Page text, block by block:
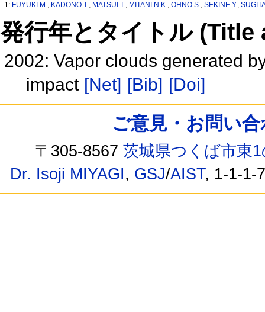
1: FUYUKI M., KADONO T., MATSUI T., MITANI N.K.,OHNO S.,SEKINE Y.,
発行年とタイトル
2002: Vapor clouds generated
impact [Net] [Bib] [Doi]
ご意見・お問い
〒305-8567茨城県つくば市東
Dr. Isoji MIYAGI, GSJ/AIST, 1-1-1-